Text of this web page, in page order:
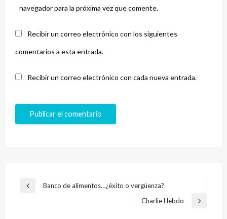
navegador para la próxima vez que comente.
Recibir un correo electrónico con los siguientes
comentarios a esta entrada.
Recibir un correo electrónico con cada nueva entrada.
Navegación
Entrada
Banco de alimentos…¿éxito o vergüenza?
Entrada
Charlie Hebdo